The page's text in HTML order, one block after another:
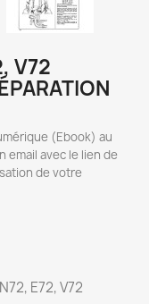
V72
(Ebook) au
email avec le lien de
de votre
E72, V72